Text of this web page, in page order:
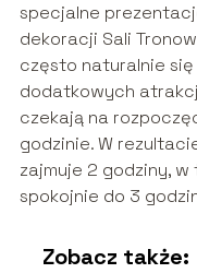
specjalne
dekoracji Sali
często naturalnie się
dodatkowych
czekają na
godzinie. W
zajmuje 2 godziny,
spokojnie do 3
Zobacz także: